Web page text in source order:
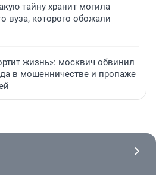
тайну хранит могила
вуза, которого обожали
жизнь»: москвич обвинил
в мошенничестве и пропаже